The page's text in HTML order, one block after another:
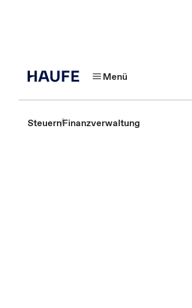
Menü
SteuernFinanzverwaltung